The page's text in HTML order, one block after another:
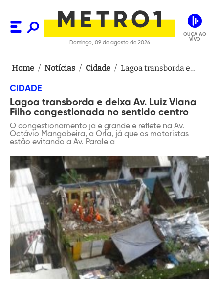
Domingo, 09 de agosto de 2026
OUÇA AO
VIVO
Home / Notícias / Cidade / Lagoa transborda e
sentido centro
CIDADE
Lagoa transborda e deixa Av. Luiz Viana
Filho congestionada no sentido centro
O congestionamento já é grande e reflete na Av.
Octávio Mangabeira, a Orla, já que os motoristas
estão evitando a Av. Paralela